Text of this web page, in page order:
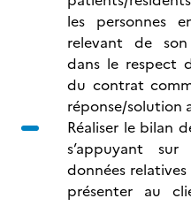
les personnes
relevant de
dans le respect
du contrat
réponse/solution
Réaliser le bilan
s’appuyant
données
présenter au